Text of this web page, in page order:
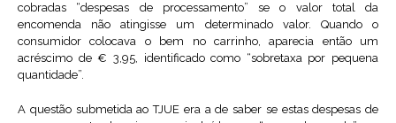
cobradas “despesas de processamento” se o valor total da
encomenda não atingisse um determinado valor. Quando o
consumidor colocava o bem no carrinho, aparecia então um
acréscimo de € 3,95, identificado como “sobretaxa por pequena
quantidade”.
A questão submetida ao TJUE era a de saber se estas despesas de